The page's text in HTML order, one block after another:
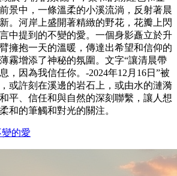
景中，一條溫柔的小溪流淌，反射著晨
。河岸上盛開著精緻的野花，花瓣上閃
中提到的不變的愛。一個身影矗立於升
擁抱一天的溫暖，傳達出希望和信仰的
霧增添了神秘的氛圍。文字“讓清晨帶
，因為我信任你。-2024年12月16日”被
或許刻在溪邊的岩石上，或由水的漣漪
平、信任和與自然的深刻聯繫，讓人想
和的筆觸和對光的關注。
的愛